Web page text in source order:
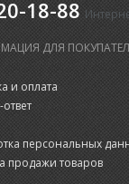
18-88
ДЛЯ
и оплата
персональных
продажи товаров